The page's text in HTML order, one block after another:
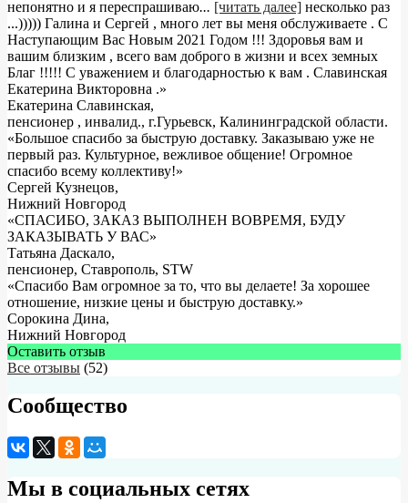
непонятно и я переспрашиваю... [читать далее] несколько раз
...))))) Галина и Сергей , много лет вы меня обслуживаете . С
Наступающим Вас Новым 2021 Годом !!! Здоровья вам и
вашим близким , всего вам доброго в жизни и всех земных
Благ !!!!! С уважением и благодарностью к вам . Славинская
Екатерина Викторовна .»
Екатерина Славинская,
пенсионер , инвалид., г.Гурьевск, Калининградской области.
«Большое спасибо за быструю доставку. Заказываю уже не
первый раз. Культурное, вежливое общение! Огромное
спасибо всему коллективу!»
Сергей Кузнецов,
Нижний Новгород
«СПАСИБО, ЗАКАЗ ВЫПОЛНЕН ВОВРЕМЯ, БУДУ
ЗАКАЗЫВАТЬ У ВАС»
Татьяна Даскало,
пенсионер, Ставрополь, STW
«Спасибо Вам огромное за то, что вы делаете! За хорошее
отношение, низкие цены и быструю доставку.»
Сорокина Дина,
Нижний Новгород
Оставить отзыв
Все отзывы (52)
Сообщество
Мы в социальных сетях